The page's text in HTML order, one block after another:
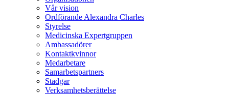
Vår vision
Ordförande Alexandra Charles
Styrelse
Medicinska Expertgruppen
Ambassadörer
Kontaktkvinnor
Medarbetare
Samarbetspartners
Stadgar
Verksamhetsberättelse